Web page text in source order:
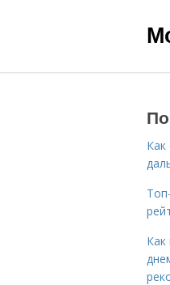
Как
Как